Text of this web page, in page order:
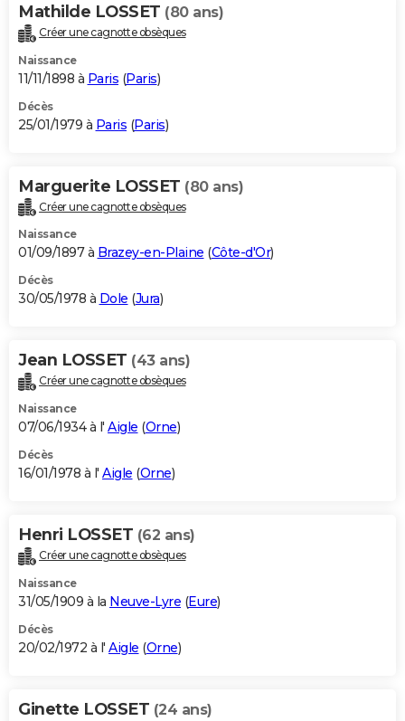
Mathilde LOSSET (80 ans)
Créer une cagnotte obsèques
Naissance
11/11/1898 à Paris (Paris)
Décès
25/01/1979 à Paris (Paris)
Marguerite LOSSET (80 ans)
Créer une cagnotte obsèques
Naissance
01/09/1897 à Brazey-en-Plaine (Côte-d'Or)
Décès
30/05/1978 à Dole (Jura)
Jean LOSSET (43 ans)
Créer une cagnotte obsèques
Naissance
07/06/1934 à l' Aigle (Orne)
Décès
16/01/1978 à l' Aigle (Orne)
Henri LOSSET (62 ans)
Créer une cagnotte obsèques
Naissance
31/05/1909 à la Neuve-Lyre (Eure)
Décès
20/02/1972 à l' Aigle (Orne)
Ginette LOSSET (24 ans)